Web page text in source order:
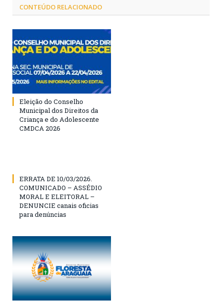
CONTEÚDO RELACIONADO
Eleição do Conselho
Municipal dos Direitos da
Criança e do Adolescente
CMDCA 2026
ERRATA DE 10/03/2026.
COMUNICADO – ASSÉDIO
MORAL E ELEITORAL –
DENUNCIE canais oficias
para denúncias